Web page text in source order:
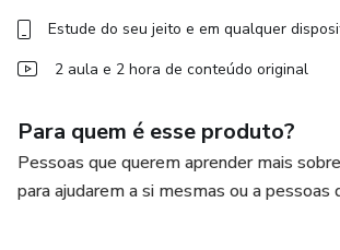
Estude do seu jeito e em qualquer
2 aula e 2 hora de conteúdo original
Para quem é esse produto?
Pessoas que querem aprender mais
para ajudarem a si mesmas ou a pessoas